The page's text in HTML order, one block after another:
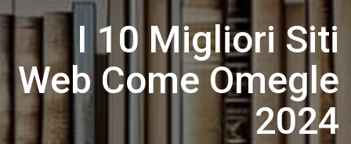
I 10 Migliori Siti
Web Come Omegle
2024